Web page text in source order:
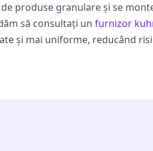
produse granulare și se
să consultați un furnizor
și mai uniforme, reducând